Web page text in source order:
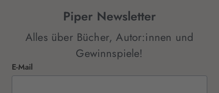
Piper Newsletter
Alles über Bücher, Autor:innen und
Gewinnspiele!
E-Mail